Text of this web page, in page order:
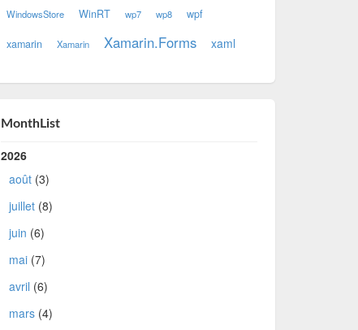
WindowsStore WinRT wp7 wp8 wpf
xamarin Xamarin Xamarin.Forms xaml
MonthList
2026
août(3)
juillet(8)
juin (6)
mai(7)
avril (6)
mars(4)